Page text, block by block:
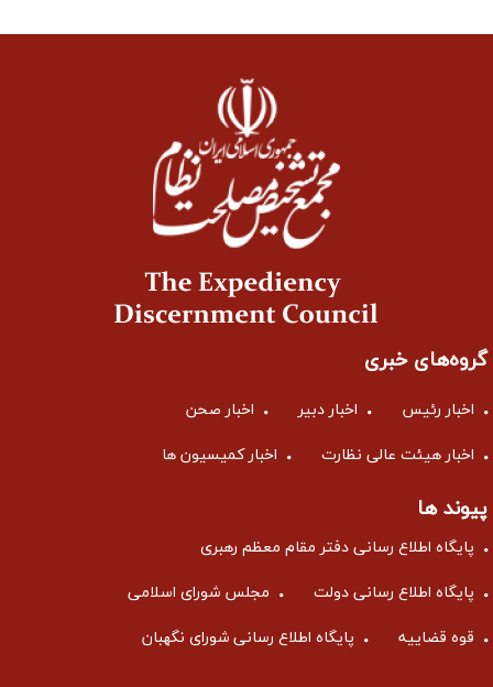
گروه‌های خبری
اخبار رئیس اخبار دبیر اخبار صحن
اخبار هیئت عالی نظارت اخبار کمیسیون ها
پیوند ها
پایگاه اطلاع رسانی دفتر مقام معظم رهبری
پایگاه اطلاع رسانی دولت مجلس شورای اسلامی
قوه قضاییه پایگاه اطلاع رسانی شورای نگهبان